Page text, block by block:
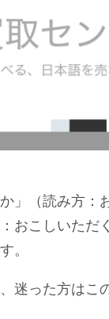
」（読み方：
おこしいただ
。
迷った方はこ